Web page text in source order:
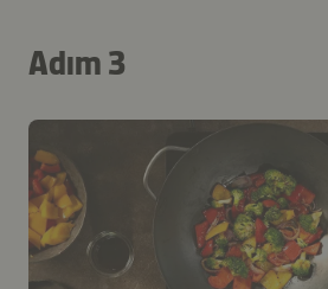
Adım 3